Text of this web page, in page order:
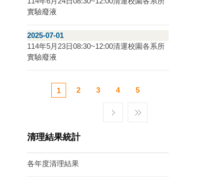
實驗廢液
2025-07-01
114年5月23日08:30~12:00清運校園各系所
實驗廢液
1 2 3 4 5
清理結果統計
各年度清理結果